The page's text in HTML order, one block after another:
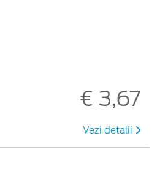
€ 3,67
Vezi detalii